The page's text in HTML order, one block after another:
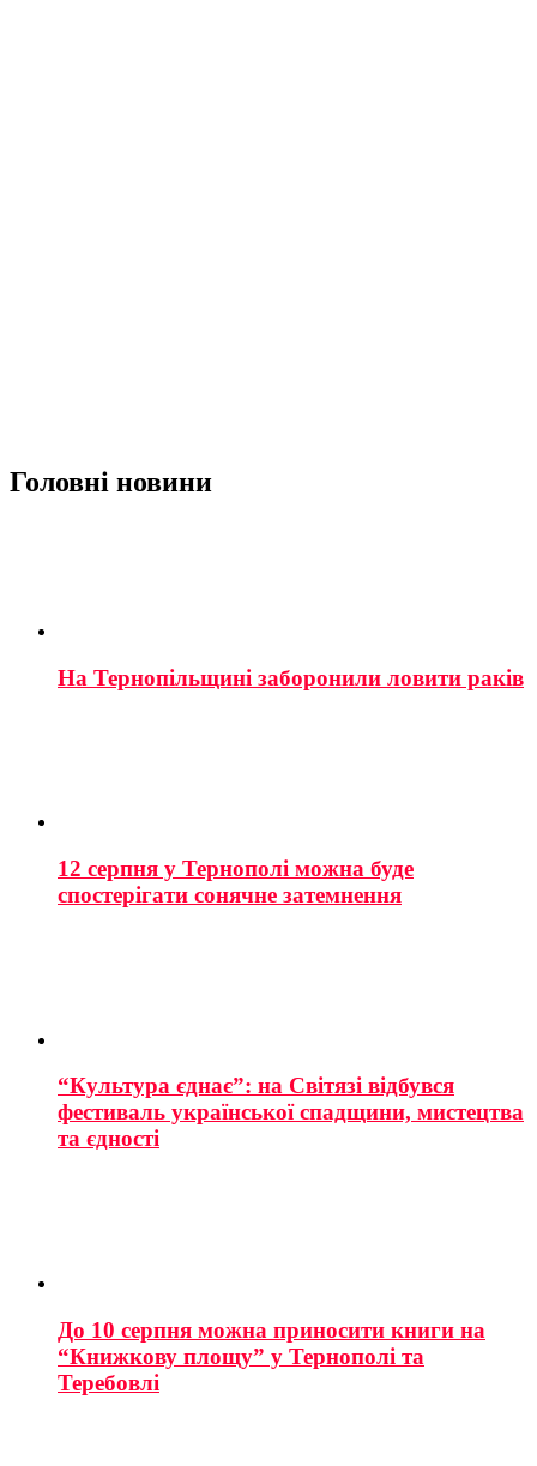
Головні новини
На Тернопільщині заборонили ловити раків
12 серпня у Тернополі можна буде
спостерігати сонячне затемнення
“Культура єднає”: на Світязі відбувся
фестиваль української спадщини, мистецтва
та єдності
До 10 серпня можна приносити книги на
“Книжкову площу” у Тернополі та
Теребовлі